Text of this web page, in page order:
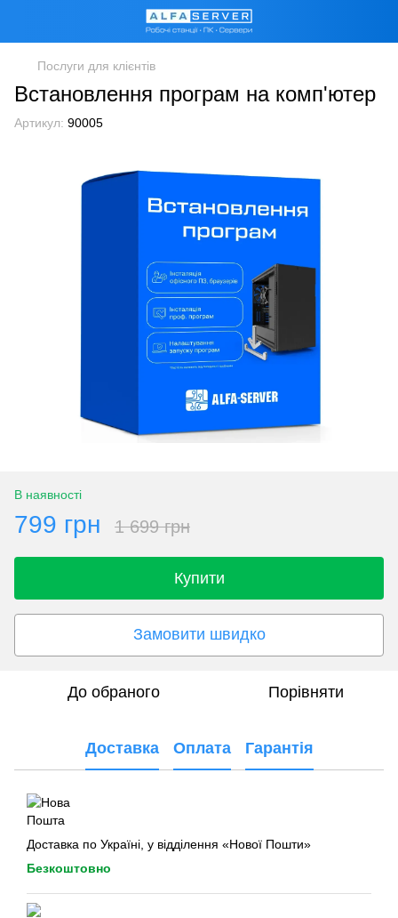
Послуги для клієнтів
Встановлення програм на комп'ютер
Артикул: 90005
В наявності
799 грн 1 699 грн
Купити
Замовити швидко
До обраного Порівняти
Доставка Оплата Гарантія
Доставка по Україні, у відділення «Нової Пошти»
Безкоштовно